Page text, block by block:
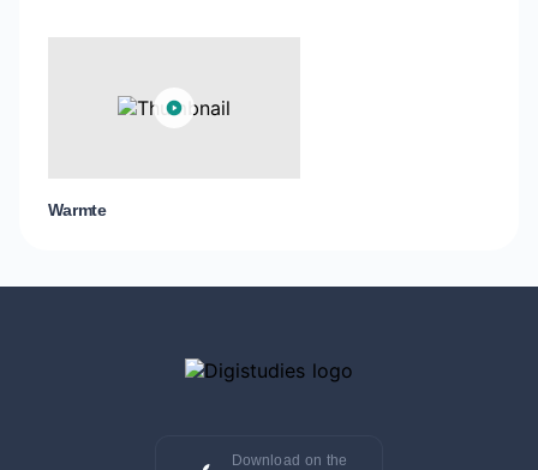
Warmte
Download on the